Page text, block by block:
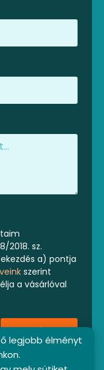
legjobb élményt
2018. sz.
a) pontja
szerint
a vásárlóval
Küldés